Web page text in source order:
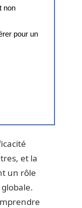
non
pour un
et la
un rôle